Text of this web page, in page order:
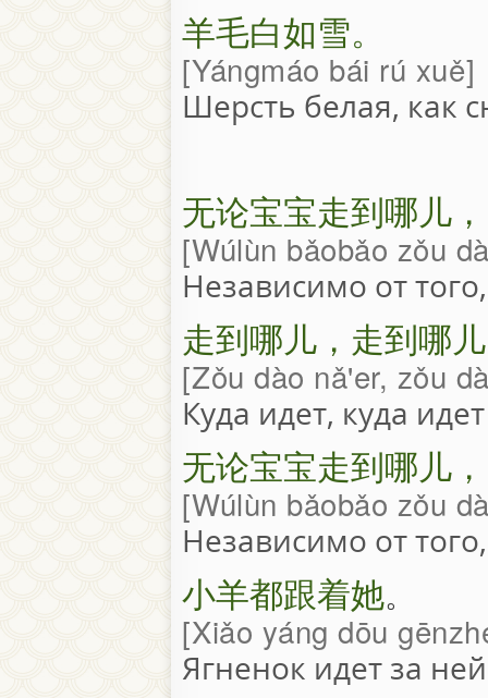
羊毛白如雪。
Yángmáo bái rú xuě
Шерсть белая, как
无论宝宝走到哪儿，
Wúlùn bǎobǎo zǒu
Независимо от
走到哪儿，走到哪
Zǒu dào nǎ'er, zǒu
Куда идет, куда идет
无论宝宝走到哪儿，
Wúlùn bǎobǎo zǒu
Независимо от
小羊都跟着她。
Xiǎo yáng dōu
Ягненок идет за